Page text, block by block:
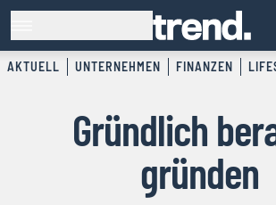
AKTUELL UNTERNEHMEN FINANZEN
Gründlich
gründen